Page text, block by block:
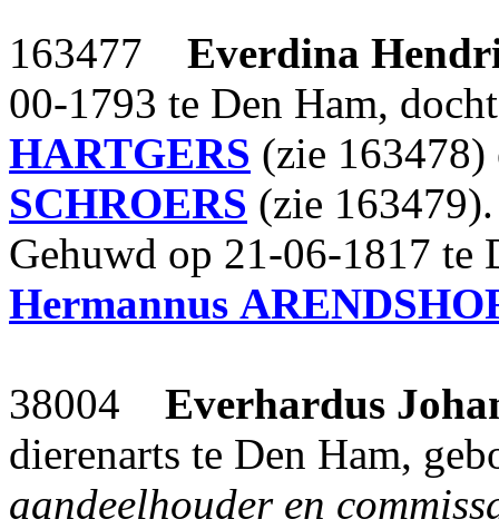
163477 Everdina
00-1793 te Den Ham,
HARTGERS (zie
SCHROERS (zie 163479).
Gehuwd op 21-06-1817 te
Hermannus
38004 Everhardus
dierenarts te Den Ham,
aandeelhouder en